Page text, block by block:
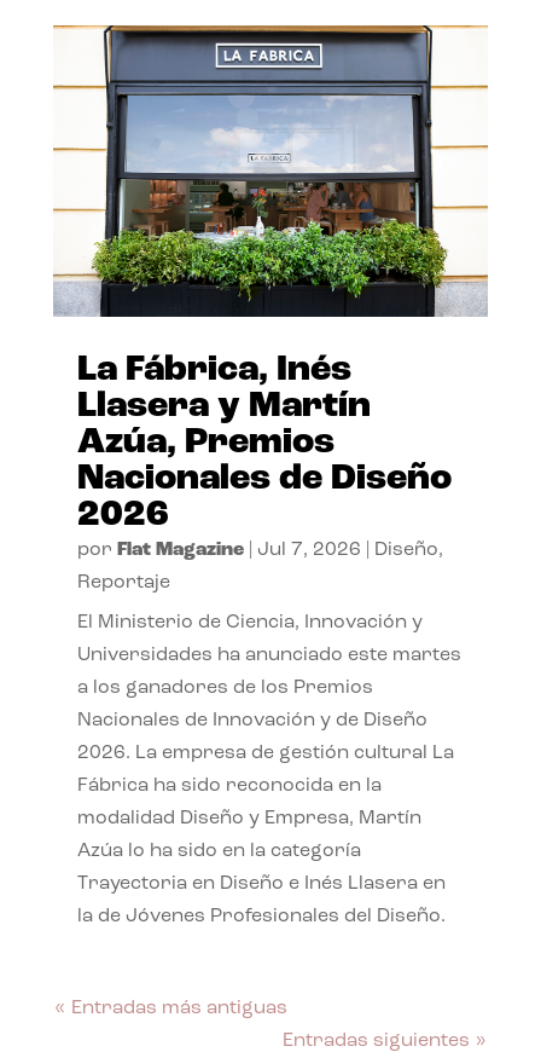
La Fábrica, Inés
Llasera y Martín
Azúa, Premios
Nacionales de Diseño
2026
por Flat Magazine| Jul 7, 2026 Diseño,
Reportaje
El Ministerio de Ciencia, Innovación y
Universidades ha anunciado este martes
a los ganadores de los Premios
Nacionales de Innovación y de Diseño
2026. La empresa de gestión cultural La
Fábrica ha sido reconocida en la
modalidad Diseño y Empresa, Martín
Azúa lo ha sido en la categoría
Trayectoria en Diseño e Inés Llasera en
la de Jóvenes Profesionales del Diseño.
« Entradas más antiguas
Entradas siguientes »